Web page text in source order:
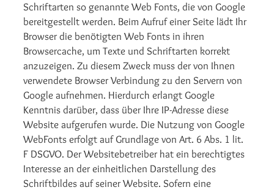
Schriftarten so genannte Web Fonts, die von Google
bereitgestellt werden. Beim Aufruf einer Seite lädt Ihr
Browser die benötigten Web Fonts in ihren
Browsercache, um Texte und Schriftarten korrekt
anzuzeigen. Zu diesem Zweck muss der von Ihnen
verwendete Browser Verbindung zu den Servern von
Google aufnehmen. Hierdurch erlangt Google
Kenntnis darüber, dass über Ihre IP-Adresse diese
Website aufgerufen wurde. Die Nutzung von Google
WebFonts erfolgt auf Grundlage von Art. 6 Abs. 1 lit.
F DSGVO. Der Websitebetreiber hat ein berechtigtes
Interesse an der einheitlichen Darstellung des
Schriftbildes auf seiner Website. Sofern eine